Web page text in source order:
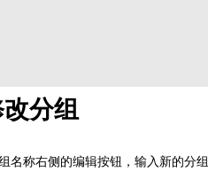
分组
名称右侧的编辑按钮，输入新的分